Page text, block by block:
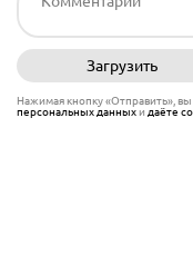
Загрузить
Нажимая кнопку «Отправить», вы
персональных данныхи даёте